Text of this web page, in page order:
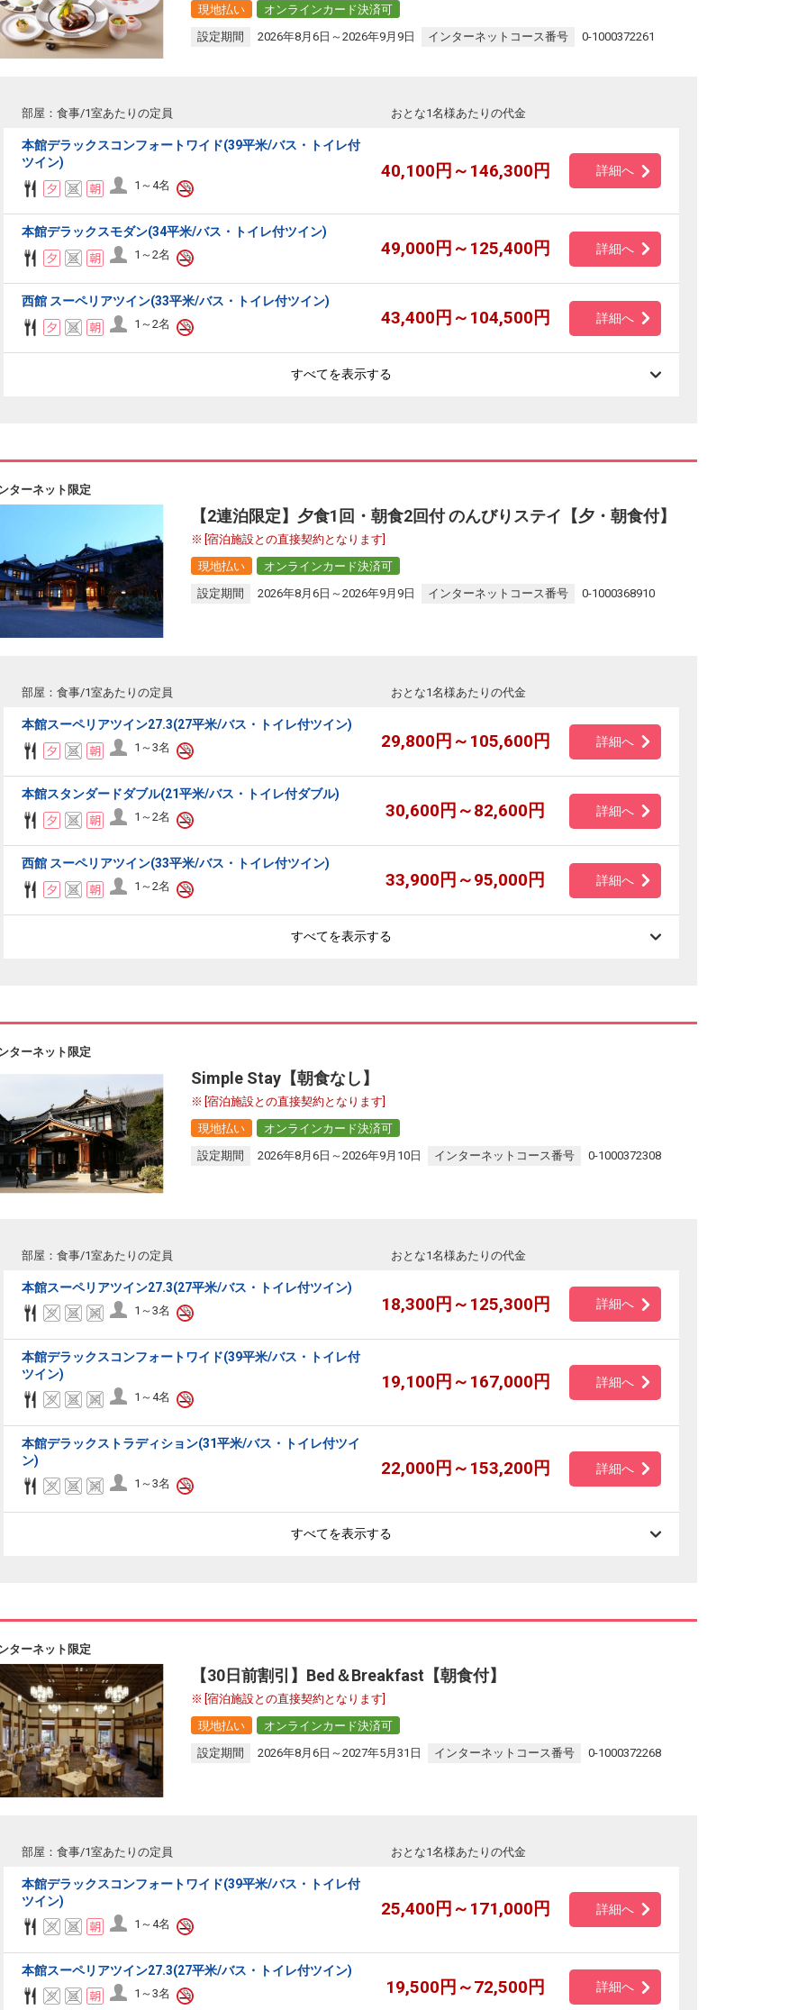
現地払い
オンラインカード決済可
設定期間
2026年8月6日～2026年9月9日 インターネットコース番号 0-1000372261
部屋：食事/1室あたりの定員 おとな1名様あたりの代金
本館デラックスコンフォートワイド(39平米/バス・トイレ付
ツイン)
1～4名
40,100円～146,300円 詳細へ
本館デラックスモダン(34平米/バス・トイレ付ツイン)
1～2名 49,000円～125,400円 詳細へ
西館 スーペリアツイン(33平米/バス・トイレ付ツイン)
1～2名 43,400円～104,500円 詳細へ
すべてを表示する
ターネット限定
【2連泊限定】夕食1回・朝食2回付 のんびりステイ【夕・朝食付】
[宿泊施設との直接契約となります]
現地払い
オンラインカード決済可
設定期間
2026年8月6日～2026年9月9日 インターネットコース番号 0-1000368910
部屋：食事/1室あたりの定員 おとな1名様あたりの代金
本館スーペリアツイン27.3(27平米/バス・トイレ付ツイン)
1～3名 29,800円～105,600円 詳細へ
本館スタンダードダブル(21平米/バス・トイレ付ダブル)
1～2名 30,600円～82,600円 詳細へ
西館 スーペリアツイン(33平米/バス・トイレ付ツイン)
1～2名 33,900円～95,000円 詳細へ
すべてを表示する
ターネット限定
Simple Stay【朝食なし】
[宿泊施設との直接契約となります]
現地払い
オンラインカード決済可
設定期間
2026年8月6日～2026年9月10日 インターネットコース番号 0-1000372308
部屋：食事/1室あたりの定員 おとな1名様あたりの代金
本館スーペリアツイン27.3(27平米/バス・トイレ付ツイン)
1～3名 18,300円～125,300円 詳細へ
本館デラックスコンフォートワイド(39平米/バス・トイレ付
ツイン)
1～4名
19,100円～167,000円 詳細へ
本館デラックストラディション(31平米/バス・トイレ付ツイ
ン)
1～3名
22,000円～153,200円 詳細へ
すべてを表示する
ターネット限定
【30日前割引】Bed＆Breakfast【朝食付】
[宿泊施設との直接契約となります]
現地払い
オンラインカード決済可
設定期間
2026年8月6日～2027年5月31日 インターネットコース番号 0-1000372268
部屋：食事/1室あたりの定員 おとな1名様あたりの代金
本館デラックスコンフォートワイド(39平米/バス・トイレ付
ツイン)
1～4名
25,400円～171,000円 詳細へ
本館スーペリアツイン27.3(27平米/バス・トイレ付ツイン)
1～3名 19,500円～72,500円 詳細へ